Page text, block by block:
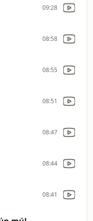
09:28
08:58
08:55
08:51
08:47
08:44
08:41